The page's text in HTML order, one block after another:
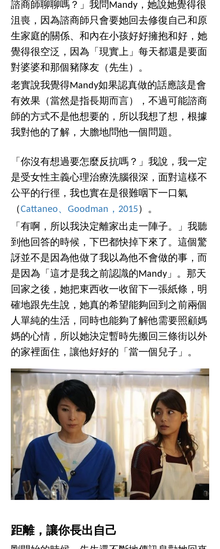
諮商師聊聊嗎？」我問Mandy，她說她覺得很
沮喪，因為諮商師只會要她回去修復自己和原
生家庭的關係、和內在小孩好好擁抱和好，她
覺得很空泛，因為「現實上」每天都還是要面
對婆婆和那個豬隊友（先生）。
老實說我覺得Mandy如果認真做的話應該是會
有效果（當然是指長期而言），不過可能諮商
師的方式不是他想要的，所以我想了想，根據
我對他的了解，大膽地問他一個問題。
「你沒有想過要怎麼反抗嗎？」我說，我一定
是受女性主義心理治療洗腦很深，面對這樣不
公平的行徑，我也實在是很難咽下一口氣
（Cattaneo、Goodman，2015 ）。
「有啊，所以我決定離家出走一陣子。」我聽
到他回答的時候，下巴都快掉下來了。這個驚
訝並不是因為他做了我以為他不會做的事，而
是因為「這才是我之前認識的Mandy」。那天
回家之後，她把東西收一收留下一張紙條，明
確地跟先生說，她真的希望能夠回到之前兩個
人單純的生活，同時也能夠了解他需要照顧媽
媽的心情，所以她決定暫時先搬回三條街以外
的家裡面住，讓他好好的「當一個兒子」。
距離，讓你長出自己